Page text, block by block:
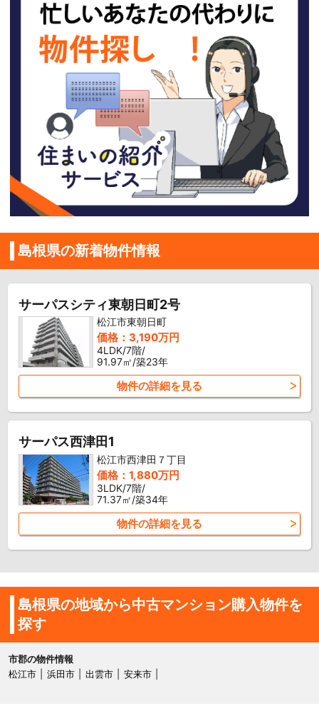
島根県の新着物件情報
サーパスシティ東朝日町2号
松江市東朝日町
価格：3,190万円
4LDK/7階/
91.97㎡/築23年
物件の詳細を見る
サーパス西津田1
松江市西津田７丁目
価格：1,880万円
3LDK/7階/
71.37㎡/築34年
物件の詳細を見る
島根県の地域から中古マンション購入物件を
探す
市郡の物件情報
松江市
浜田市 出雲市 安来市